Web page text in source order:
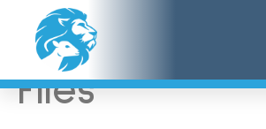
Étiquette :
Files